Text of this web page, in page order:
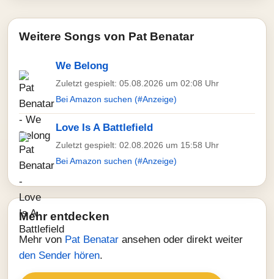
Weitere Songs von Pat Benatar
We Belong
Zuletzt gespielt: 05.08.2026 um 02:08 Uhr
Bei Amazon suchen (#Anzeige)
Love Is A Battlefield
Zuletzt gespielt: 02.08.2026 um 15:58 Uhr
Bei Amazon suchen (#Anzeige)
Mehr entdecken
Mehr von Pat Benatar ansehen oder direkt weiter
den Sender hören.